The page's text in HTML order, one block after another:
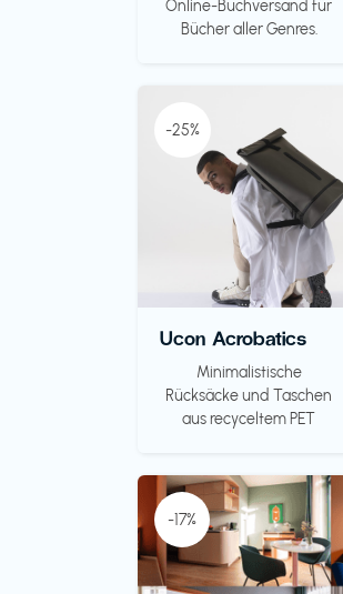
Online-Buchversand für
Bücher aller Genres.
-25%
Ucon Acrobatics
Minimalistische
Rücksäcke und Taschen
aus recyceltem PET
-17%